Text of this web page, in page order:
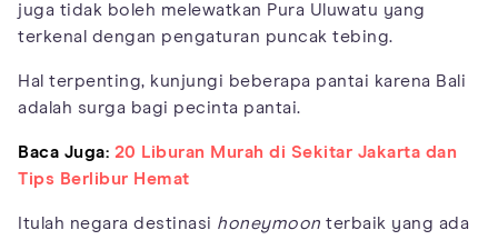
juga tidak boleh melewatkan Pura Uluwatu yang
terkenal dengan pengaturan puncak tebing.
Hal terpenting, kunjungi beberapa pantai karena Bali
adalah surga bagi pecinta pantai.
Baca Juga: 20 Liburan Murah di Sekitar Jakarta dan
Tips Berlibur Hemat
Itulah negara destinasi honeymoon terbaik yang ada